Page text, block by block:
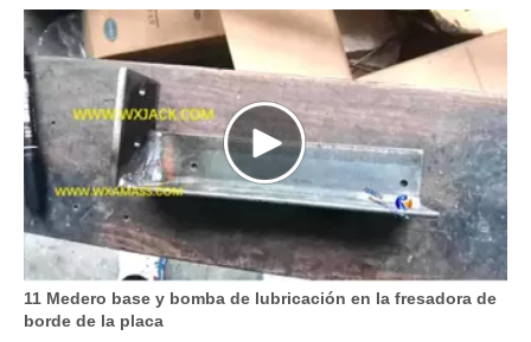
11 Medero base y bomba de lubricación en la fresadora de
borde de la placa